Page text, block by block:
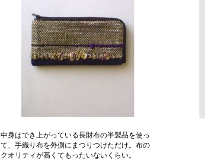
中身はでき上がっている長財布の半製品を使っ
て、手織り布を外側にまつりつけただけ。布の
クオリティが高くてもったいないくらい。